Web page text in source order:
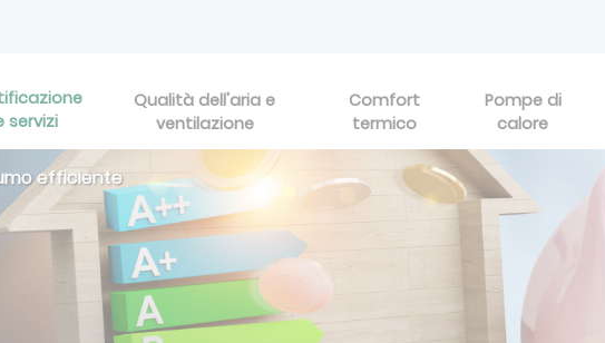
servizi
Qualità dell'aria e
ventilazione
Comfort
termico
Pompe di
calore
efficiente